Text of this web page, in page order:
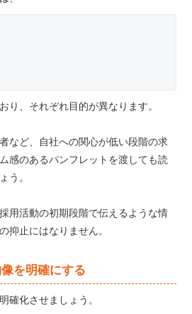
り、それぞれ目的が異なります。
など、自社への関心が低い段階の求
感のあるパンフレットを渡しても読
う。
用活動の初期段階で伝えるような情
抑止にはなりません。
を明確にする
確化させましょう。